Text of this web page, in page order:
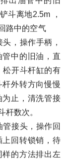
斗离地2.5m ，
路中的空气
，操作手柄，
中的旧油，直
松开斗杆缸的有
外转方向慢慢
止，清洗管接
杆数次。
接头，操作回
回转锁销，待
的方法排出左